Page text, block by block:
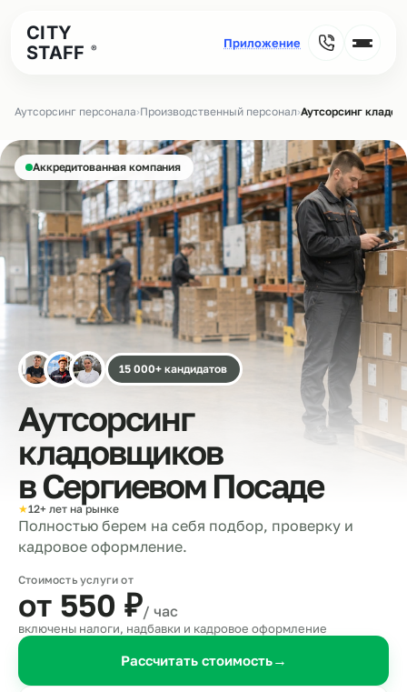
CITY
STAFF
®
Аутсорсинг персонала›Производственный персонал›Аутсорсинг
Аккредитованная компания
15 000+ кандидатов
Аутсорсинг
кладовщиков
вСергиевом Посаде
★12+ лет на рынке
Полностью берем на себя подбор, проверку и
кадровое оформление.
Стоимость услуги от
от 550 ₽/ час
включены налоги, надбавки и кадровое оформление
Рассчитать стоимость→